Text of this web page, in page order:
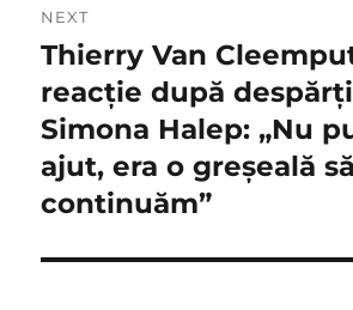
NEXT
Next
post:
Thierry Van
reacție după
Simona Halep: „Nu
ajut, era o greșeală să
continuăm”